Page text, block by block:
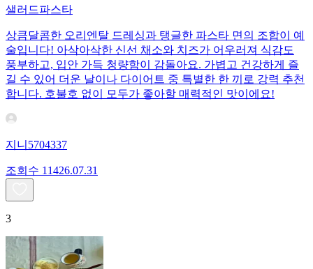
샐러드파스타
상큼달콤한 오리엔탈 드레싱과 탱글한 파스타 면의 조합이 예
술입니다! 아삭아삭한 신선 채소와 치즈가 어우러져 식감도
풍부하고, 입안 가득 청량함이 감돌아요. 가볍고 건강하게 즐
길 수 있어 더운 날이나 다이어트 중 특별한 한 끼로 강력 추천
합니다. 호불호 없이 모두가 좋아할 매력적인 맛이에요!
지니5704337
조회수 11426.07.31
3